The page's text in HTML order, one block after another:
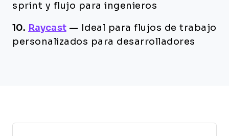
sprint y flujo para ingenieros
10. Raycast —
Ideal para flujos de trabajo
personalizados para desarrolladores